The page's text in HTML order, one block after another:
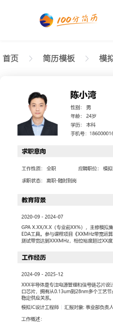
首页 简历模板 模
返回样式图
正在查看中级模拟IC设
性别: 男年龄: 26学历: 本科
求职意向
工作性质: 全职应聘职位: 模拟IC
求职状态: 离职-随时到岗
工作经历
2024-09 -2025-12